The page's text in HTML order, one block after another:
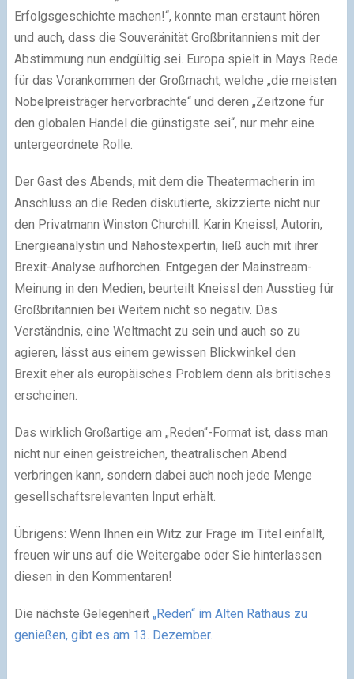
Erfolgsgeschichte machen!“, konnte man erstaunt hören
und auch, dass die Souveränität Großbritanniens mit der
Abstimmung nun endgültig sei. Europa spielt in Mays Rede
für das Vorankommen der Großmacht, welche „die meisten
Nobelpreisträger hervorbrachte“ und deren „Zeitzone für
den globalen Handel die günstigste sei“, nur mehr eine
untergeordnete Rolle.
Der Gast des Abends, mit dem die Theatermacherin im
Anschluss an die Reden diskutierte, skizzierte nicht nur
den Privatmann Winston Churchill. Karin Kneissl, Autorin,
Energieanalystin und Nahostexpertin, ließ auch mit ihrer
Brexit-Analyse aufhorchen. Entgegen der Mainstream-
Meinung in den Medien, beurteilt Kneissl den Ausstieg für
Großbritannien bei Weitem nicht so negativ. Das
Verständnis, eine Weltmacht zu sein und auch so zu
agieren, lässt aus einem gewissen Blickwinkel den
Brexit eher als europäisches Problem denn als britisches
erscheinen.
Das wirklich Großartige am „Reden“-Format ist, dass man
nicht nur einen geistreichen, theatralischen Abend
verbringen kann, sondern dabei auch noch jede Menge
gesellschaftsrelevanten Input erhält.
Übrigens: Wenn Ihnen ein Witz zur Frage im Titel einfällt,
freuen wir uns auf die Weitergabe oder Sie hinterlassen
diesen in den Kommentaren!
Die nächste Gelegenheit „Reden“ im Alten Rathaus zu
genießen, gibt es am 13. Dezember.